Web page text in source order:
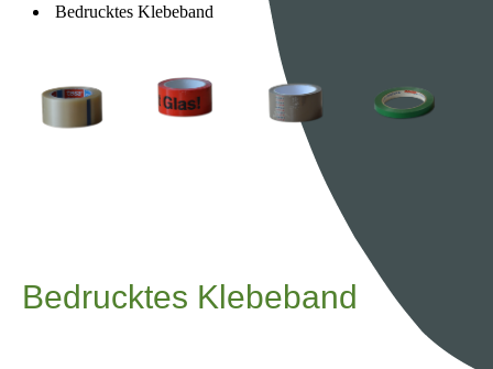
Bedrucktes Klebeband
Bedrucktes Klebeband